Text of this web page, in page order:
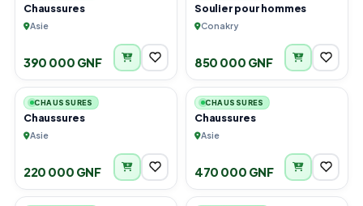
Chaussures
Asie
390 000 GNF
Soulier pour hommes
Conakry
850 000 GNF
2
CHAUSSURES
Chaussures
Asie
220 000 GNF
3
CHAUSSURES
Chaussures
Asie
470 000 GNF
1 2